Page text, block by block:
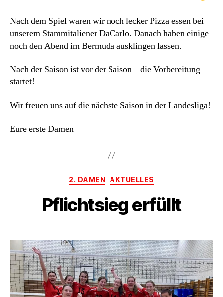
Nach dem Spiel waren wir noch lecker Pizza essen bei
unserem Stammitaliener DaCarlo. Danach haben einige
noch den Abend im Bermuda ausklingen lassen.
Nach der Saison ist vor der Saison – die Vorbereitung
startet!
Wir freuen uns auf die nächste Saison in der Landesliga!
Eure erste Damen
Kategorien
2. DAMEN AKTUELLES
Pflichtsieg erfüllt